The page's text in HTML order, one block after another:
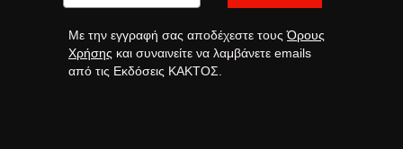
Με την εγγραφή σας αποδέχεστε τουςΌρους
Χρήσης και συναινείτε να λαμβάνετε emails
από τις Εκδόσεις ΚΑΚΤΟΣ.